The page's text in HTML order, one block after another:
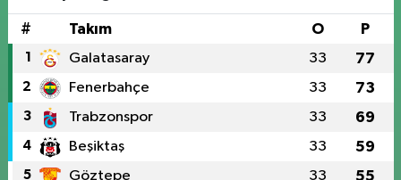
# Takım O P
1 Galatasaray 33 77
2 Fenerbahçe 33 73
3 Trabzonspor 33 69
4 Beşiktaş 33 59
5 Göztepe 33 55